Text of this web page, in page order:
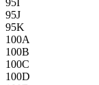
95J
95K
100A
100B
100C
100D